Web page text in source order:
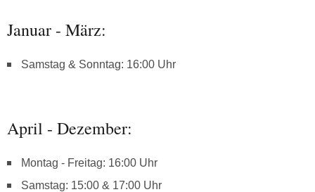
Januar - März:
Samstag & Sonntag: 16:00 Uhr
April - Dezember:
Montag - Freitag: 16:00 Uhr
Samstag: 15:00 & 17:00 Uhr